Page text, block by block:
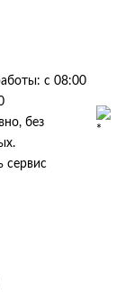
с 08:00
без
сервис